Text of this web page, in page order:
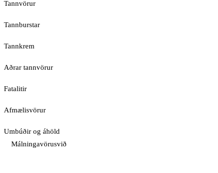
Tannvörur
Tannburstar
Tannkrem
Aðrar tannvörur
Fatalitir
Afmælisvörur
Umbúðir og áhöld
Málningavörusvið